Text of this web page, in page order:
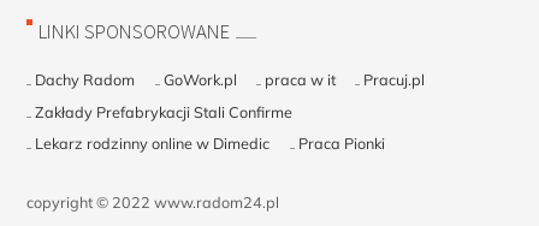
LINKI SPONSOROWANE
Dachy Radom GoWork.pl praca w it
Pracuj.pl
Zakłady Prefabrykacji Stali Confirme
Lekarz rodzinny online w Dimedic
Praca Pionki
copyright © 2022 www.radom24.pl